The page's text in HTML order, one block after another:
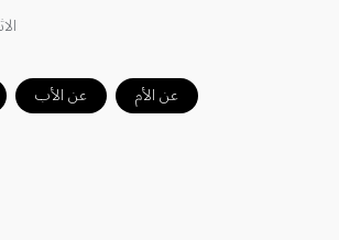
عن الأم عن الأب